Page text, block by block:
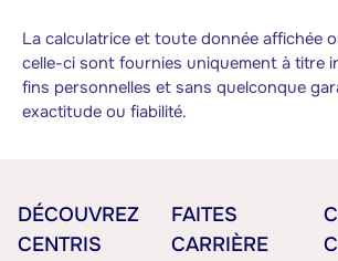
La calculatrice et toute donnée affichée
celle-ci sont fournies uniquement à titre
fins personnelles et sans quelconque
exactitude ou fiabilité.
DÉCOUVREZ
CENTRIS
FAITES
CARRIÈRE